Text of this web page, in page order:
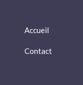
Accueil
Contact